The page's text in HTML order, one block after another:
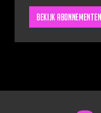
ZOEKEN
Bekijk abonnementen